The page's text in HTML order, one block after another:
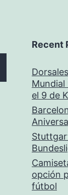
Recent
Mundial
el 9 de
opción
fútbol